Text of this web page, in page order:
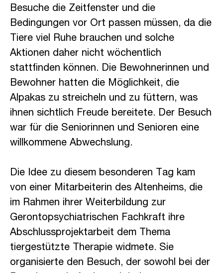
Besuche die Zeitfenster und die
Bedingungen vor Ort passen müssen, da die
Tiere viel Ruhe brauchen und solche
Aktionen daher nicht wöchentlich
stattfinden können. Die Bewohnerinnen und
Bewohner hatten die Möglichkeit, die
Alpakas zu streicheln und zu füttern, was
ihnen sichtlich Freude bereitete. Der Besuch
war für die Seniorinnen und Senioren eine
willkommene Abwechslung.
Die Idee zu diesem besonderen Tag kam
von einer Mitarbeiterin des Altenheims, die
im Rahmen ihrer Weiterbildung zur
Gerontopsychiatrischen Fachkraft ihre
Abschlussprojektarbeit dem Thema
tiergestützte Therapie widmete. Sie
organisierte den Besuch, der sowohl bei der